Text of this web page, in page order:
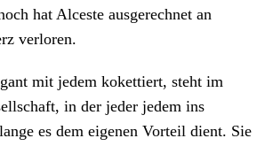
hat Alceste ausgerechnet an
verloren.
mit jedem kokettiert, steht im
in der jeder jedem ins
es dem eigenen Vorteil dient. Sie